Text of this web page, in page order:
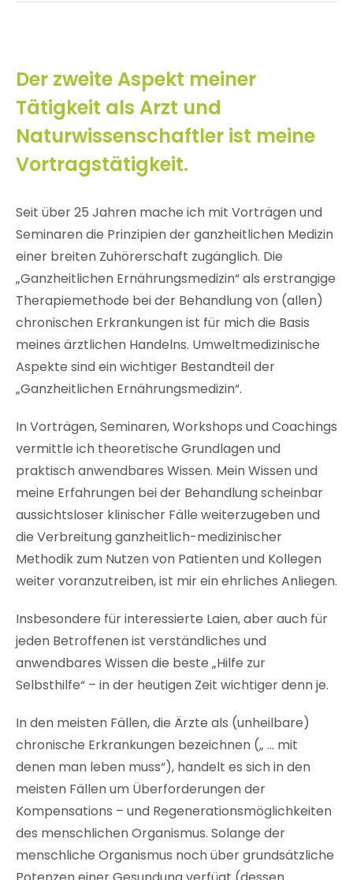
Der zweite Aspekt meiner
Tätigkeit als Arzt und
Naturwissenschaftler ist meine
Vortragstätigkeit.
Seit über 25 Jahren mache ich mit Vorträgen und
Seminaren die Prinzipien der ganzheitlichen Medizin
einer breiten Zuhörerschaft zugänglich. Die
„Ganzheitlichen Ernährungsmedizin“ als erstrangige
Therapiemethode bei der Behandlung von (allen)
chronischen Erkrankungen ist für mich die Basis
meines ärztlichen Handelns. Umweltmedizinische
Aspekte sind ein wichtiger Bestandteil der
„Ganzheitlichen Ernährungsmedizin“.
In Vorträgen, Seminaren, Workshops und Coachings
vermittle ich theoretische Grundlagen und
praktisch anwendbares Wissen. Mein Wissen und
meine Erfahrungen bei der Behandlung scheinbar
aussichtsloser klinischer Fälle weiterzugeben und
die Verbreitung ganzheitlich-medizinischer
Methodik zum Nutzen von Patienten und Kollegen
weiter voranzutreiben, ist mir ein ehrliches Anliegen.
Insbesondere für interessierte Laien, aber auch für
jeden Betroffenen ist verständliches und
anwendbares Wissen die beste „Hilfe zur
Selbsthilfe“ – in der heutigen Zeit wichtiger denn je.
In den meisten Fällen, die Ärzte als (unheilbare)
chronische Erkrankungen bezeichnen („ … mit
denen man leben muss“), handelt es sich in den
meisten Fällen um Überforderungen der
Kompensations – und Regenerationsmöglichkeiten
des menschlichen Organismus. Solange der
menschliche Organismus noch über grundsätzliche